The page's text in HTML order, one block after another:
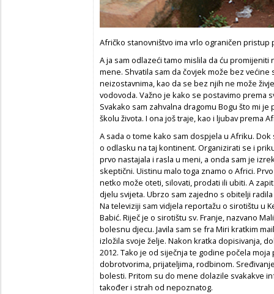
Afričko stanovništvo ima vrlo ograničen pristup
A ja sam odlazeći tamo mislila da ću
mene. Shvatila sam da čovjek može bez
neizostavnima, kao da se bez njih ne može
vodovoda. Važno je kako se postavimo prema
Svakako sam zahvalna dragomu Bogu što mi
školu života. I ona još traje, kao i ljubav prema
A sada o tome kako sam dospjela u Afriku.
o odlasku na taj kontinent. Organizirati se i
prvo nastajala i rasla u meni, a onda sam je
skeptični. Uistinu malo toga znamo o Africi.
netko može oteti, silovati, prodati ili ubiti. A
djelu svijeta. Ubrzo sam zajedno s obitelji
Na televiziji sam vidjela reportažu o sirotištu u
Babić. Riječ je o sirotištu sv. Franje, nazvano
bolesnu djecu. Javila sam se fra Miri kratkim
izložila svoje želje. Nakon kratka dopisivanja,
2012. Tako je od siječnja te godine počela
dobrotvorima, prijateljima, rodbinom.
bolesti. Pritom su do mene dolazile svakakve
također i strah od nepoznatog.